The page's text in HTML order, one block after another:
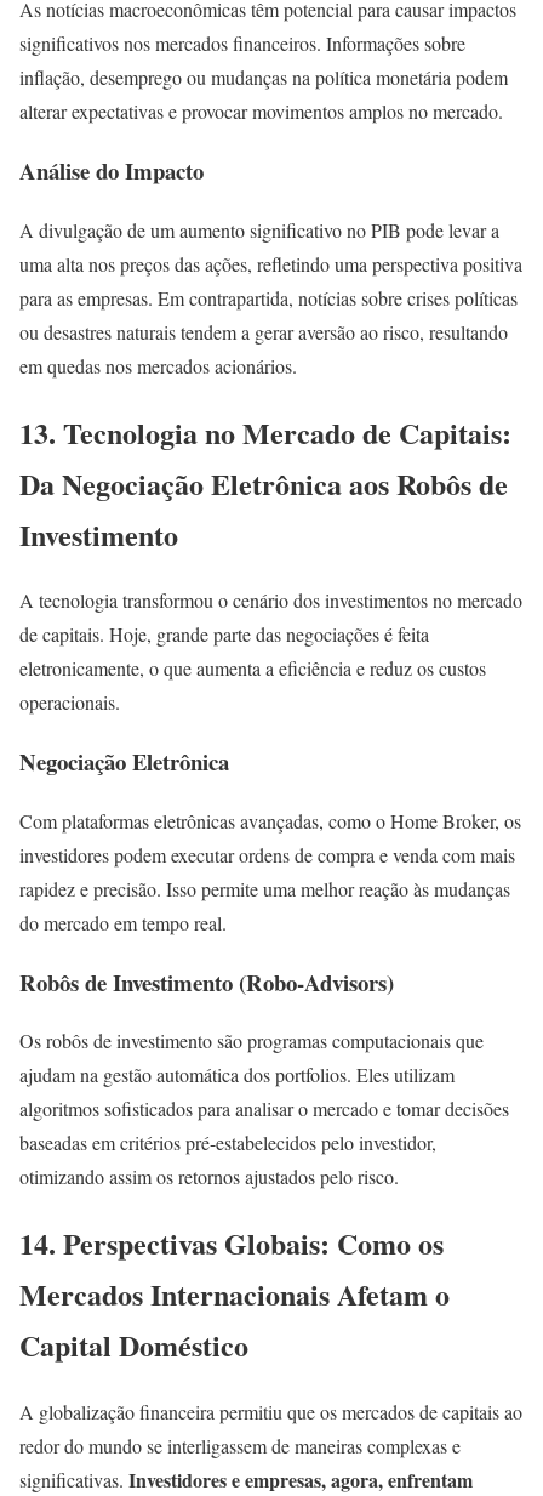
As notícias macroeconômicas têm potencial para causar impactos
significativos nos mercados financeiros. Informações sobre
inflação, desemprego ou mudanças na política monetária podem
alterar expectativas e provocar movimentos amplos no mercado.
Análise do Impacto
A divulgação de um aumento significativo no PIB pode levar a
uma alta nos preços das ações, refletindo uma perspectiva positiva
para as empresas. Em contrapartida, notícias sobre crises políticas
ou desastres naturais tendem a gerar aversão ao risco, resultando
em quedas nos mercados acionários.
13. Tecnologia no Mercado de Capitais:
Da Negociação Eletrônica aos Robôs de
Investimento
A tecnologia transformou o cenário dos investimentos no mercado
de capitais. Hoje, grande parte das negociações é feita
eletronicamente, o que aumenta a eficiência e reduz os custos
operacionais.
Negociação Eletrônica
Com plataformas eletrônicas avançadas, como o Home Broker, os
investidores podem executar ordens de compra e venda com mais
rapidez e precisão. Isso permite uma melhor reação às mudanças
do mercado em tempo real.
Robôs de Investimento (Robo-Advisors)
Os robôs de investimento são programas computacionais que
ajudam na gestão automática dos portfolios. Eles utilizam
algoritmos sofisticados para analisar o mercado e tomar decisões
baseadas em critérios pré-estabelecidos pelo investidor,
otimizando assim os retornos ajustados pelo risco.
14. Perspectivas Globais: Como os
Mercados Internacionais Afetam o
Capital Doméstico
A globalização financeira permitiu que os mercados de capitais ao
redor do mundo se interligassem de maneiras complexas e
significativas. Investidores e empresas, agora, enfrentam